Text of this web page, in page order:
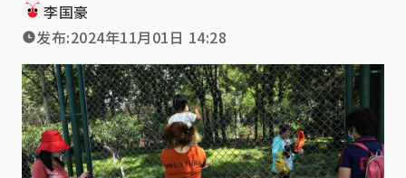
李国豪
发布:2024年11月01日 14:28